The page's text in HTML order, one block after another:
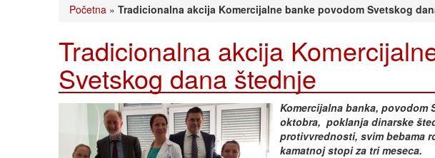
Početna » Tradicionalna akcija Komercijalne banke povodom Svetskog
Tradicionalna akcija
Svetskog dana štednje
Komercijalna banka, povodom
oktobra, poklanja dinarske
protivvrednosti, svim bebama
kamatnoj stopi za tri meseca.